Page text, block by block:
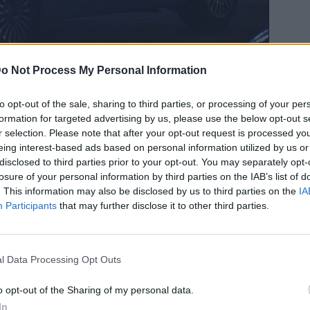
Not Process My Personal Information
opt-out of the sale, sharing to third parties, or processing of your
for targeted advertising by us, please use the below opt-out
selection. Please note that after your opt-out request is processed
interest-based ads based on personal information utilized by us
to third parties prior to your opt-out. You may separately
of your personal information by third parties on the IAB’s list of
This information may also be disclosed by us to third parties on the
Participants that may further disclose it to other third parties.
Data Processing Opt Outs
opt-out of the Sharing of my personal data.
Bluesky Email Copy Link
στο Τορίνο με την κατηγορία
κοριτσάκι, για να προσπαθήσει
καταγραφεί και, σύμφωνα με τον Τύπο, καθ’
παρέμεινε μέσα σε πλαστική
του και του προκάλεσε μεγάλη ταλαιπωρία